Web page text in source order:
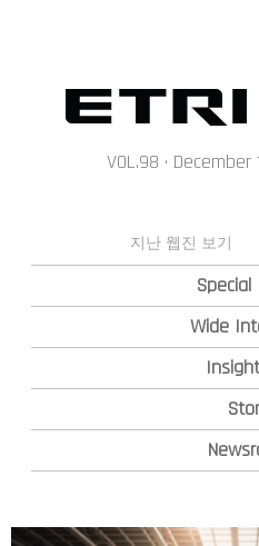
VOL.98 · December
지난 웹진 보기
Wide